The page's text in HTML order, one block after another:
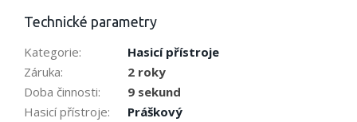
Technické parametry
Kategorie:
Hasicí přístroje
Záruka:
2 roky
Doba činnosti:
9 sekund
Hasicí přístroje:
Práškový